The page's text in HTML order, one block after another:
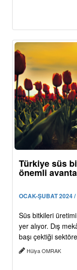
Türkiye süs
önemli
OCAK-ŞUBAT 2024
Süs bitkileri
yer alıyor. Dış
başı çektiği
Hülya OMRAK